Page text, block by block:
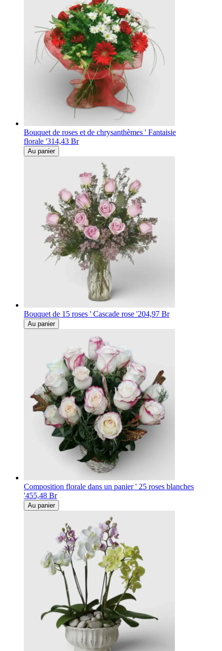
Bouquet de roses et de chrysanthèmes ' Fantaisie
florale '314,43 Br
Au panier
Bouquet de 15 roses ' Cascade rose '204,97 Br
Au panier
Composition florale dans un panier ' 25 roses blanches
'455,48 Br
Au panier